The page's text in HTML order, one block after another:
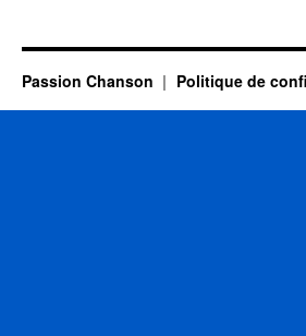
Passion Chanson Politique de